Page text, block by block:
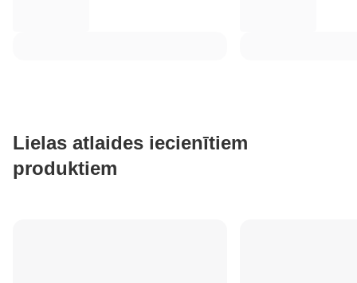
Lielas atlaides iecienītiem
produktiem